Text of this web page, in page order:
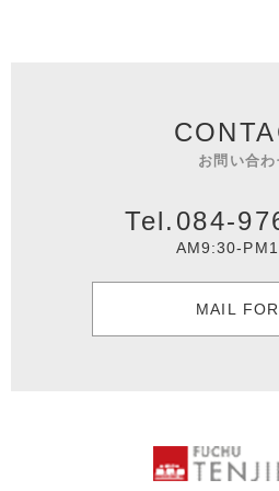
お問い合わ
Tel.084-
AM9:30-
MAIL